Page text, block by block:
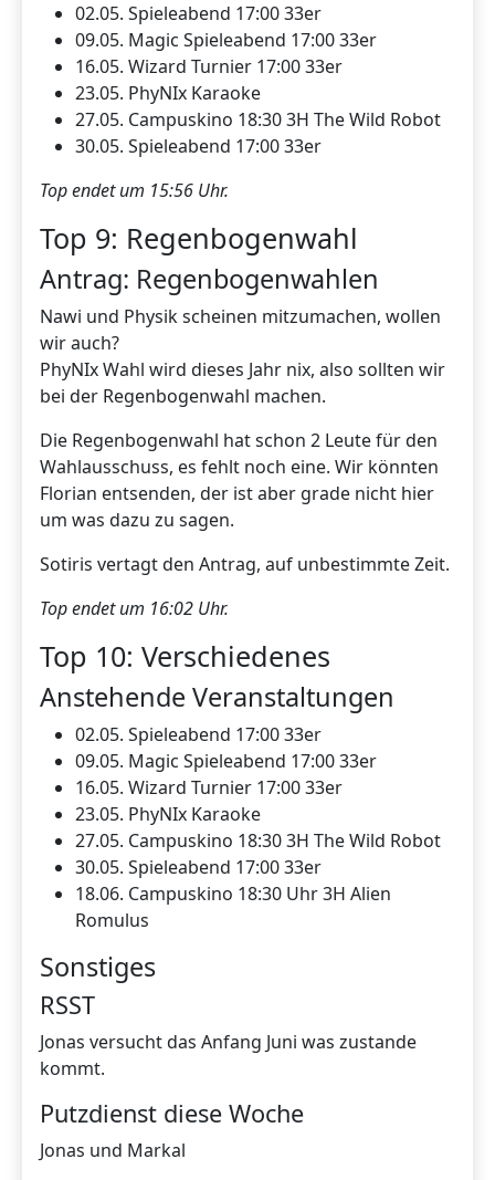
02.05. Spieleabend 17:00 33er
09.05. Magic Spieleabend 17:00 33er
16.05. Wizard Turnier 17:00 33er
23.05. PhyNIx Karaoke
27.05. Campuskino 18:30 3H The Wild Robot
30.05. Spieleabend 17:00 33er
Top endet um 15:56 Uhr.
Top 9: Regenbogenwahl
Antrag: Regenbogenwahlen
Nawi und Physik scheinen mitzumachen, wollen
wir auch?
PhyNIx Wahl wird dieses Jahr nix, also sollten wir
bei der Regenbogenwahl machen.
Die Regenbogenwahl hat schon 2 Leute für den
Wahlausschuss, es fehlt noch eine. Wir könnten
Florian entsenden, der ist aber grade nicht hier
um was dazu zu sagen.
Sotiris vertagt den Antrag, auf unbestimmte Zeit.
Top endet um 16:02 Uhr.
Top 10: Verschiedenes
Anstehende Veranstaltungen
02.05. Spieleabend 17:00 33er
09.05. Magic Spieleabend 17:00 33er
16.05. Wizard Turnier 17:00 33er
23.05. PhyNIx Karaoke
27.05. Campuskino 18:30 3H The Wild Robot
30.05. Spieleabend 17:00 33er
18.06. Campuskino 18:30 Uhr 3H Alien
Romulus
Sonstiges
RSST
Jonas versucht das Anfang Juni was zustande
kommt.
Putzdienst diese Woche
Jonas und Markal